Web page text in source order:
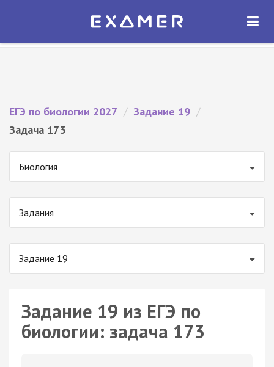
Экзамер — ЕГЭ 2027
ОТКРЫТЬ
ЕГЭ по биологии 2027 / Задание 19 /
Задача 173
Биология
Задания
Задание 19
Задание 19 из ЕГЭ по
биологии: задача 173